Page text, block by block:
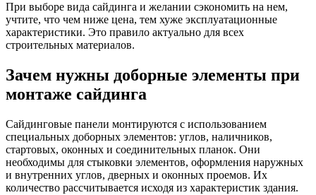
При выборе вида сайдинга и желании сэкономить на нем,
учтите, что чем ниже цена, тем хуже эксплуатационные
характеристики. Это правило актуально для всех
строительных материалов.
Зачем нужны доборные элементы при
монтаже сайдинга
Сайдинговые панели монтируются с использованием
специальных доборных элементов: углов, наличников,
стартовых, оконных и соединительных планок. Они
необходимы для стыковки элементов, оформления наружных
и внутренних углов, дверных и оконных проемов. Их
количество рассчитывается исходя из характеристик здания.